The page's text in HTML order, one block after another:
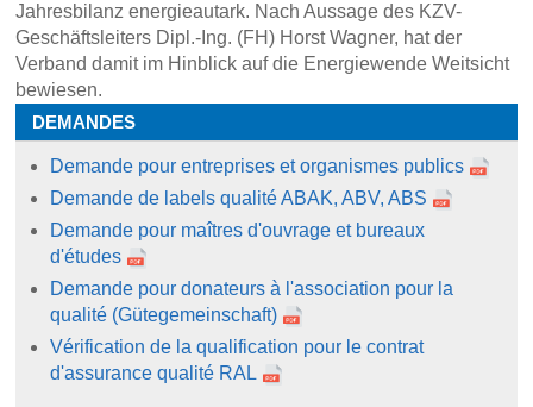
Jahresbilanz energieautark. Nach Aussage des KZV-
Geschäftsleiters Dipl.-Ing. (FH) Horst Wagner, hat der
Verband damit im Hinblick auf die Energiewende Weitsicht
bewiesen.
DEMANDES
Demande pour entreprises et organismes publics
Demande de labels qualité ABAK, ABV, ABS
Demande pour maîtres d'ouvrage et bureaux
d'études
Demande pour donateurs à l'association pour la
qualité (Gütegemeinschaft)
Vérification de la qualification pour le contrat
d'assurance qualité RAL